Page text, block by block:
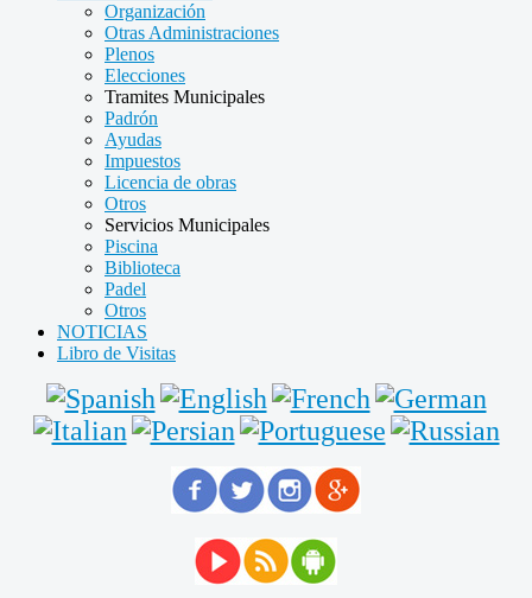
Organización
Otras Administraciones
Plenos
Elecciones
Tramites Municipales
Padrón
Ayudas
Impuestos
Licencia de obras
Otros
Servicios Municipales
Piscina
Biblioteca
Padel
Otros
NOTICIAS
Libro de Visitas